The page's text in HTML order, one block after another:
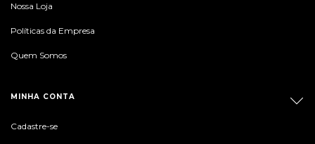
Nossa Loja
Políticas da Empresa
Quem Somos
MINHA CONTA
Cadastre-se